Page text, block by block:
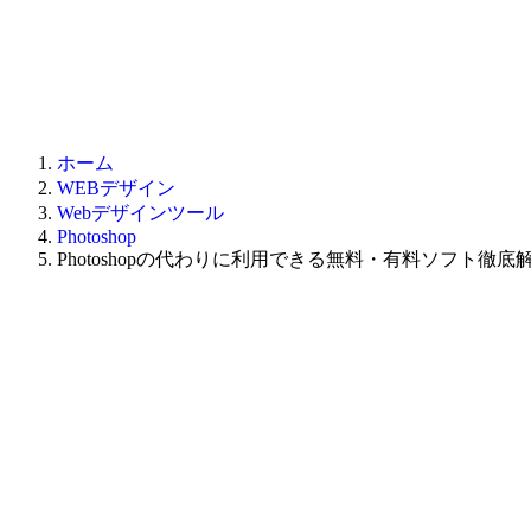
ホーム
WEBデザイン
Webデザインツール
Photoshop
Photoshopの代わりに利用できる無料・有料ソフト徹底